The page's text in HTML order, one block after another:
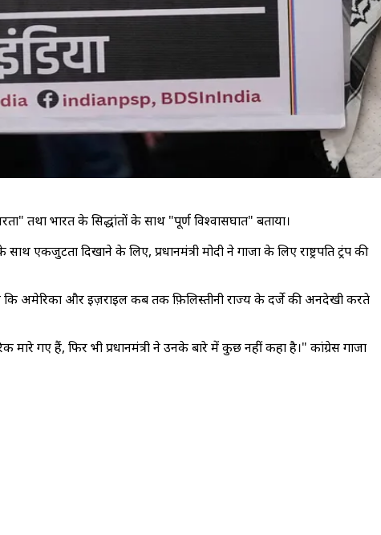
तथा भारत के सिद्धांतों के साथ "पूर्ण विश्वासघात" बताया।
दिखाने के लिए, प्रधानमंत्री मोदी ने गाजा के लिए राष्ट्रपति ट्रंप की
कि अमेरिका और इज़राइल कब तक फ़िलिस्तीनी राज्य के दर्जे की अनदेखी करते
गए हैं, फिर भी प्रधानमंत्री ने उनके बारे में कुछ नहीं कहा है।" कांग्रेस गाजा